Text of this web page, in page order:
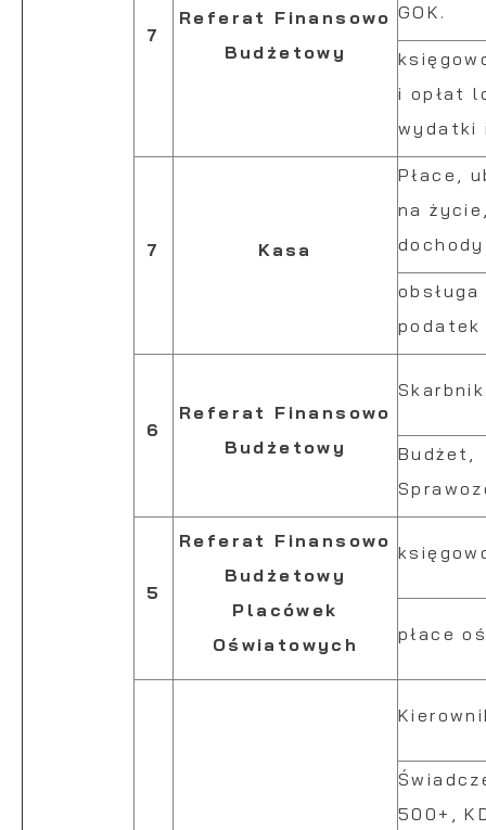
7
Referat Finansowo
Budżetowy
GOK.
i opłat
wydatki
7 Kasa
Płace,
na
dochody
podatek
6
Referat Finansowo
Budżetowy
Budżet,
5
Referat Finansowo
Budżetowy
Placówek
Oświatowych
płace
500+,